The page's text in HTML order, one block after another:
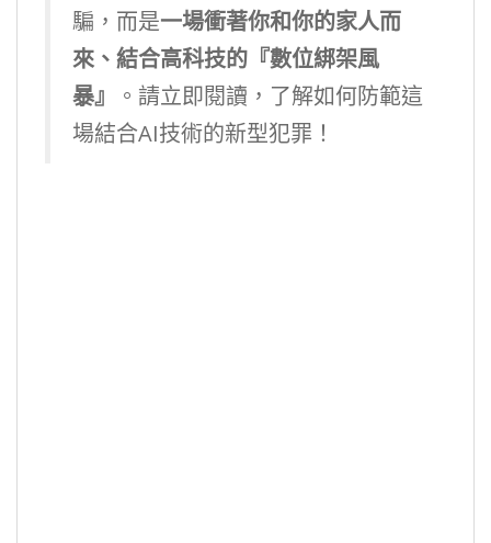
騙，而是一場衝著你和你的家人而
來、結合高科技的『數位綁架風
暴』
。請立即閱讀，了解如何防範這
場結合AI技術的新型犯罪！